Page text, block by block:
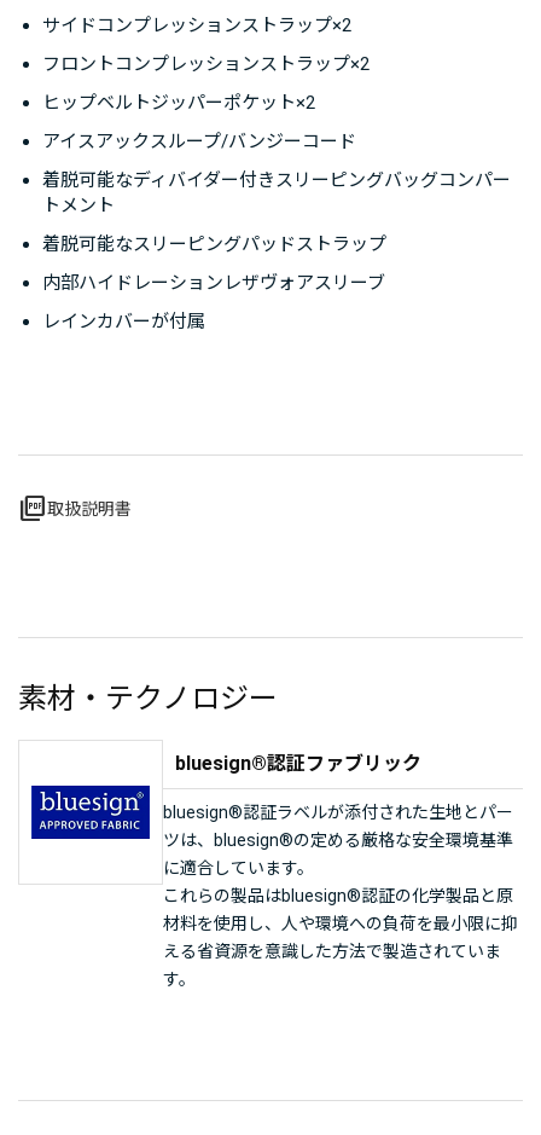
サイドコンプレッションストラップ×2
フロントコンプレッションストラップ×2
ヒップベルトジッパーポケット×2
アイスアックスループ/バンジーコード
着脱可能なディバイダー付きスリーピングバッグコンパー
トメント
着脱可能なスリーピングパッドストラップ
内部ハイドレーションレザヴォアスリーブ
レインカバーが付属
picture_as_pdf取扱説明書
素材・テクノロジー
bluesign®認証ファブリック
bluesign®認証ラベルが添付された生地とパー
ツは、bluesign®の定める厳格な安全環境基準
に適合しています。
これらの製品はbluesign®認証の化学製品と原
材料を使用し、人や環境への負荷を最小限に抑
える省資源を意識した方法で製造されていま
す。